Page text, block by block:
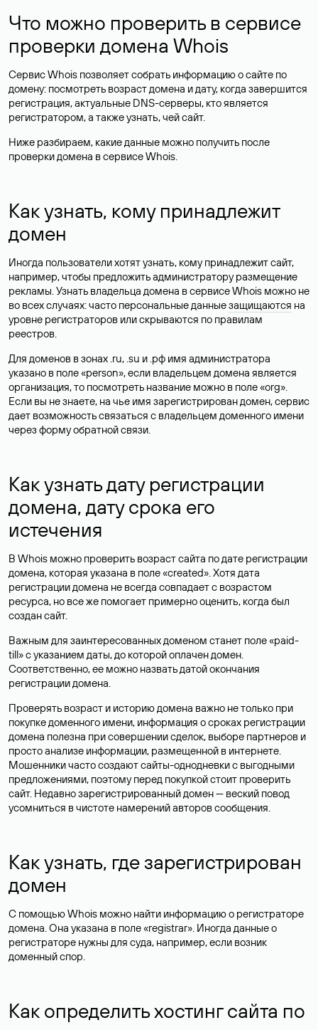
Что можно проверить в сервисе
проверки домена Whois
Сервис Whois позволяет собрать информацию о сайте по
домену: посмотреть возраст домена и дату, когда завершится
регистрация, актуальные DNS-серверы, кто является
регистратором, а также узнать, чей сайт.
Ниже разбираем, какие данные можно получить после
проверки домена в сервисе Whois.
Как узнать, кому принадлежит
домен
Иногда пользователи хотят узнать, кому принадлежит сайт,
например, чтобы предложить администратору размещение
рекламы. Узнать владельца домена в сервисе Whois можно не
во всех случаях: часто персональные данныезащищаются на
уровне регистраторов или скрываются по правилам
реестров.
Для доменов в зонах .ru, .su и .рф имя администратора
указано в поле «person», если владельцем домена является
организация, то посмотреть название можно в поле «org».
Если вы не знаете, на чье имя зарегистрирован домен, сервис
дает возможность связаться с владельцем доменного имени
через форму обратной связи.
Как узнать дату регистрации
домена, дату срока его
истечения
В Whois можно проверить возраст сайта по дате регистрации
домена, которая указана в поле «created». Хотя дата
регистрации домена не всегда совпадает с возрастом
ресурса, но все же помогает примерно оценить, когда был
создан сайт.
Важным для заинтересованных доменом станет поле «paid-
till» с указанием даты, до которой оплачен домен.
Соответственно, ее можно назвать датой окончания
регистрации домена.
Проверять возраст и историю домена важно не только при
покупке доменного имени, информация о сроках регистрации
домена полезна при совершении сделок, выборе партнеров и
просто анализе информации, размещенной в интернете.
Мошенники часто создают сайты-однодневки с выгодными
предложениями, поэтому перед покупкой стоит проверить
сайт. Недавно зарегистрированный домен — веский повод
усомниться в чистоте намерений авторов сообщения.
Как узнать, где зарегистрирован
домен
С помощью Whois можно найти информацию о регистраторе
домена. Она указана в поле «registrar». Иногда данные о
регистраторе нужны для суда, например, если возник
доменный спор.
Как определить хостинг сайта по